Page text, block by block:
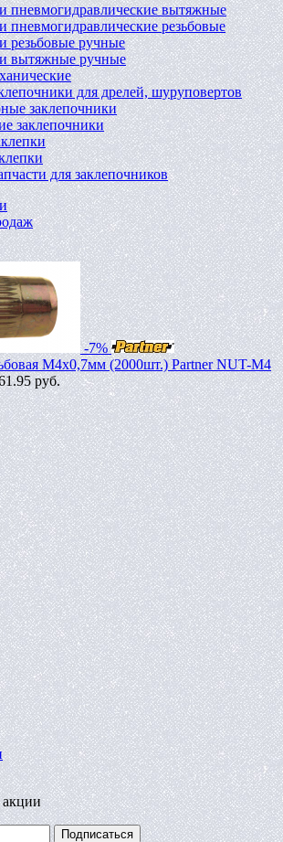
пневмогидравлические вытяжные
пневмогидравлические резьбовые
резьбовые ручные
вытяжные ручные
для дрелей, шуруповертов
заклепочники
заклепочники
для заклепочников
-7%
M4х0,7мм (2000шт.) Partner NUT-M4
руб.
Подписаться